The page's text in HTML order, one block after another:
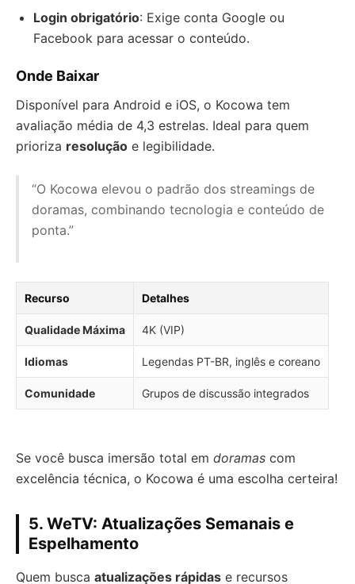
Login obrigatório: Exige conta Google ou
Facebook para acessar o conteúdo.
Onde Baixar
Disponível para Android e iOS, o Kocowa tem
avaliação média de 4,3 estrelas. Ideal para quem
prioriza resolução e legibilidade.
“O Kocowa elevou o padrão dos streamings de
doramas, combinando tecnologia e conteúdo de
ponta.”
Recurso Detalhes
Qualidade Máxima 4K (VIP)
Idiomas Legendas PT-BR, inglês e coreano
Comunidade Grupos de discussão integrados
Se você busca imersão total em doramas com
excelência técnica, o Kocowa é uma escolha certeira!
5. WeTV: Atualizações Semanais e
Espelhamento
Quem busca atualizações rápidas e recursos